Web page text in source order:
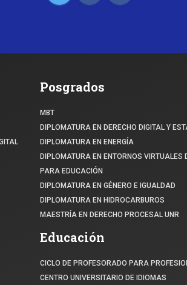
Posgrados
MBT
DIPLOMATURA EN DERECHO DIGITAL Y
DIPLOMATURA EN ENERGÍA
DIPLOMATURA EN ENTORNOS VIRTUALES
PARA EDUCACIÓN
DIPLOMATURA EN GÉNERO E IGUALDAD
DIPLOMATURA EN HIDROCARBUROS
MAESTRÍA EN DERECHO PROCESAL UNR
Educación
CICLO DE PROFESORADO PARA
CENTRO UNIVERSITARIO DE IDIOMAS